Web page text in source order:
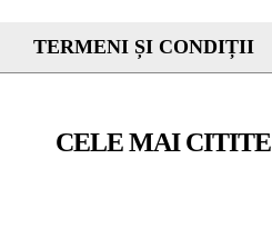
TERMENI ȘI CONDIȚII
CELE MAI CITITE